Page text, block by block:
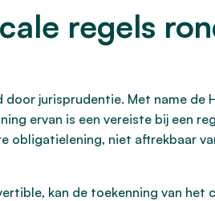
regels
jurisprudentie. Met name de
ervan is een vereiste bij een
obligatielening, niet aftrekbaar
kan de toekenning van